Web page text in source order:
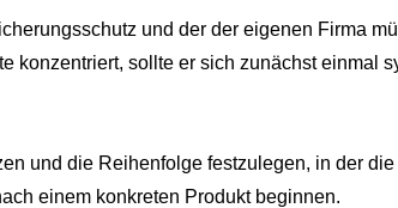
und der der eigenen Firma
konzentriert, sollte er sich zunächst einmal
und die Reihenfolge festzulegen, in der
einem konkreten Produkt beginnen.